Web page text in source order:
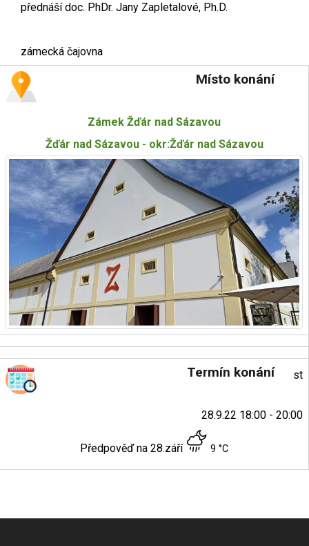
přednáší doc. PhDr. Jany Zapletalové, Ph.D.
zámecká čajovna
Místo konání
Zámek Žďár nad Sázavou
Žďár nad Sázavou - okr:Žďár nad Sázavou
Termín konání st
28.9.22 18:00 - 20:00
Předpověď na 28.září 9 °C